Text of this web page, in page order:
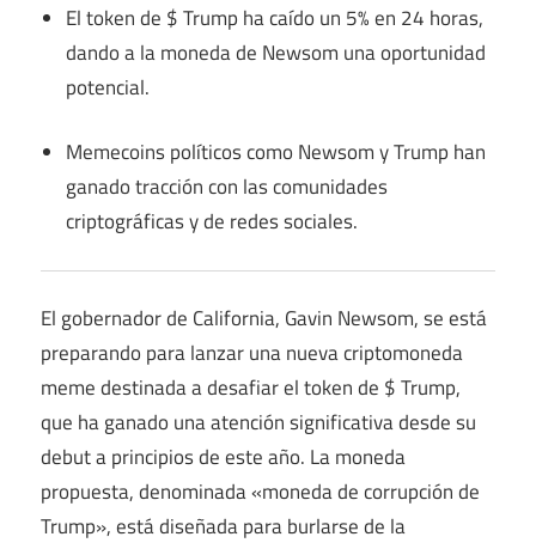
El token de $ Trump ha caído un 5% en 24 horas,
dando a la moneda de Newsom una oportunidad
potencial.
Memecoins políticos como Newsom y Trump han
ganado tracción con las comunidades
criptográficas y de redes sociales.
El gobernador de California, Gavin Newsom, se está
preparando para lanzar una nueva criptomoneda
meme destinada a desafiar el token de $ Trump,
que ha ganado una atención significativa desde su
debut a principios de este año. La moneda
propuesta, denominada «moneda de corrupción de
Trump», está diseñada para burlarse de la